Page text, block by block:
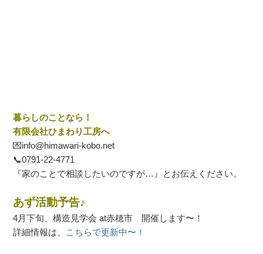
暮らしのことなら！
有限会社ひまわり工房へ
💌info@himawari-kobo.net
📞0791-22-4771
『家のことで相談したいのですが…』とお伝えください。
あず活動予告♪
4月下旬、構造見学会 at赤穂市 開催します〜！
詳細情報は、 こちらで更新中〜！